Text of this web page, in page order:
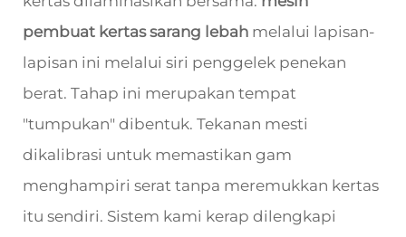
pembuat kertas sarang lebah melalui lapisan-
lapisan ini melalui siri penggelek penekan
berat. Tahap ini merupakan tempat
"tumpukan" dibentuk. Tekanan mesti
dikalibrasi untuk memastikan gam
menghampiri serat tanpa meremukkan kertas
itu sendiri. Sistem kami kerap dilengkapi